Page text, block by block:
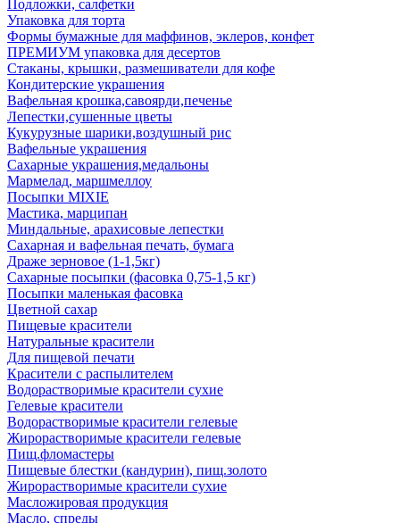
Подложки, салфетки
Упаковка для торта
Формы бумажные для маффинов, эклеров, конфет
ПРЕМИУМ упаковка для десертов
Стаканы, крышки, размешиватели для кофе
Кондитерские украшения
Вафельная крошка,савоярди,печенье
Лепестки,сушенные цветы
Кукурузные шарики,воздушный рис
Вафельные украшения
Сахарные украшения,медальоны
Мармелад, маршмеллоу
Посыпки MIXIE
Мастика, марципан
Миндальные, арахисовые лепестки
Сахарная и вафельная печать, бумага
Драже зерновое (1-1,5кг)
Сахарные посыпки (фасовка 0,75-1,5 кг)
Посыпки маленькая фасовка
Цветной сахар
Пищевые красители
Натуральные красители
Для пищевой печати
Красители с распылителем
Водорастворимые красители сухие
Гелевые красители
Водорастворимые красители гелевые
Жирорастворимые красители гелевые
Пищ.фломастеры
Пищевые блестки (кандурин), пищ.золото
Жирорастворимые красители сухие
Масложировая продукция
Масло, спреды